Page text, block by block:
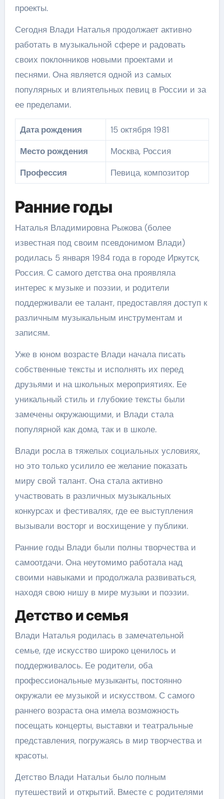
проекты.
Сегодня Влади Наталья продолжает активно
работать в музыкальной сфере и радовать
своих поклонников новыми проектами и
песнями. Она является одной из самых
популярных и влиятельных певиц в России и за
ее пределами.
Дата рождения
15 октября 1981
Место рождения
Москва, Россия
Профессия
Певица, композитор
Ранние годы
Наталья Владимировна Рыжова (более
известная под своим псевдонимом Влади)
родилась 5 января 1984 года в городе Иркутск,
Россия. С самого детства она проявляла
интерес к музыке и поэзии, и родители
поддерживали ее талант, предоставляя доступ к
различным музыкальным инструментам и
записям.
Уже в юном возрасте Влади начала писать
собственные тексты и исполнять их перед
друзьями и на школьных мероприятиях. Ее
уникальный стиль и глубокие тексты были
замечены окружающими, и Влади стала
популярной как дома, так и в школе.
Влади росла в тяжелых социальных условиях,
но это только усилило ее желание показать
миру свой талант. Она стала активно
участвовать в различных музыкальных
конкурсах и фестивалях, где ее выступления
вызывали восторг и восхищение у публики.
Ранние годы Влади были полны творчества и
самоотдачи. Она неутомимо работала над
своими навыками и продолжала развиваться,
находя свою нишу в мире музыки и поэзии.
Детство и семья
Влади Наталья родилась в замечательной
семье, где искусство широко ценилось и
поддерживалось. Ее родители, оба
профессиональные музыканты, постоянно
окружали ее музыкой и искусством. С самого
раннего возраста она имела возможность
посещать концерты, выставки и театральные
представления, погружаясь в мир творчества и
красоты.
Детство Влади Натальи было полным
путешествий и открытий. Вместе с родителями